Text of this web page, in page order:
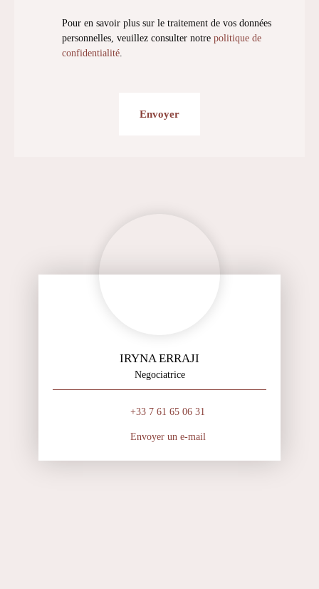
Pour en savoir plus sur le traitement de vos données
personnelles, veuillez consulter notre politique de
confidentialité.
Envoyer
IRYNA ERRAJI
Negociatrice
+33 7 61 65 06 31
Envoyer un e-mail